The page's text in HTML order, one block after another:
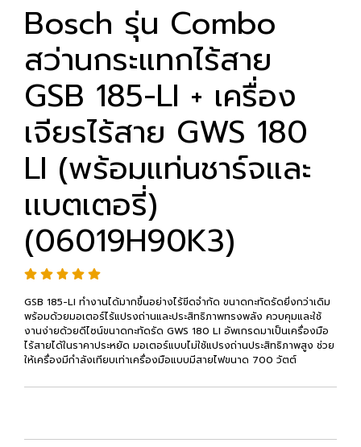
Bosch รุ่น Combo
สว่านกระแทกไร้สาย
GSB 185-LI + เครื่อง
เจียรไร้สาย GWS 180
LI (พร้อมแท่นชาร์จและ
เเบตเตอรี่)
(06019H90K3)
GSB 185-LI ทำงานได้มากขึ้นอย่างไร้ขีดจำกัด ขนาดกะทัดรัดยิ่งกว่าเดิม
พร้อมด้วยมอเตอร์ไร้แปรงถ่านและประสิทธิภาพทรงพลัง ควบคุมและใช้
งานง่ายด้วยดีไซน์ขนาดกะทัดรัด GWS 180 LI อัพเกรดมาเป็นเครื่องมือ
ไร้สายได้ในราคาประหยัด มอเตอร์แบบไม่ใช้แปรงถ่านประสิทธิภาพสูง ช่วย
ให้เครื่องมีกำลังเทียบเท่าเครื่องมือแบบมีสายไฟขนาด 700 วัตต์